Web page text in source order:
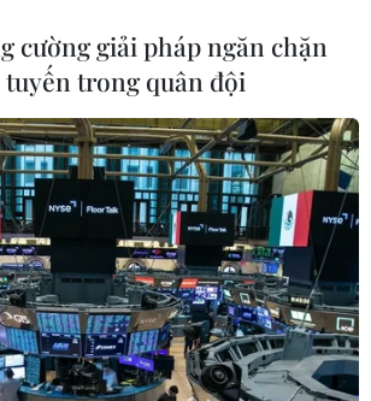
Lai Châu
cường giải pháp ngăn chặn
trong quân đội